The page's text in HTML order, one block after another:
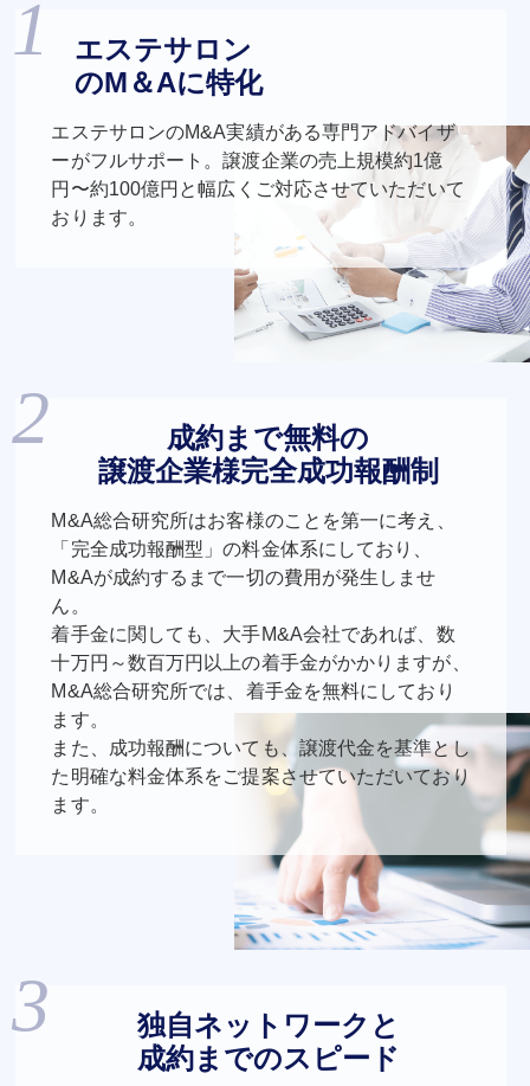
エステサロン
のM＆Aに特化
エステサロンのM&A実績がある専門アドバイザ
ーがフルサポート。譲渡企業の売上規模約1億
円〜約100億円と幅広くご対応させていただいて
おります。
成約まで無料の
譲渡企業様完全成功報酬制
M&A総合研究所はお客様のことを第一に考え、
「完全成功報酬型」の料金体系にしており、
M&Aが成約するまで一切の費用が発生しませ
ん。
着手金に関しても、大手M&A会社であれば、数
十万円～数百万円以上の着手金がかかりますが、
M&A総合研究所では、着手金を無料にしており
ます。
また、成功報酬についても、譲渡代金を基準とし
た明確な料金体系をご提案させていただいており
ます。
独自ネットワークと
成約までのスピード